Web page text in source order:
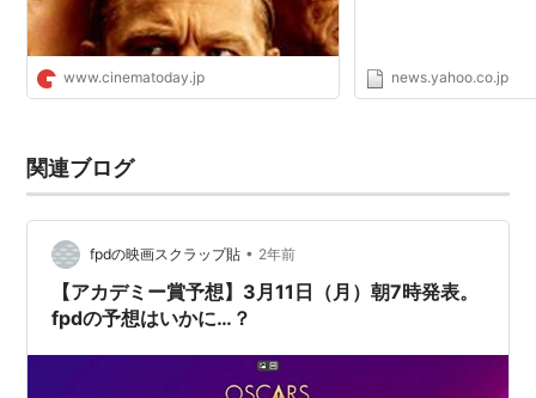
www.cinematoday.jp news.yahoo.co.jp
関連ブログ
fpdの映画スクラップ貼 • 2年前
【アカデミー賞予想】3月11日（月）朝7時発表。
fpdの予想はいかに…？